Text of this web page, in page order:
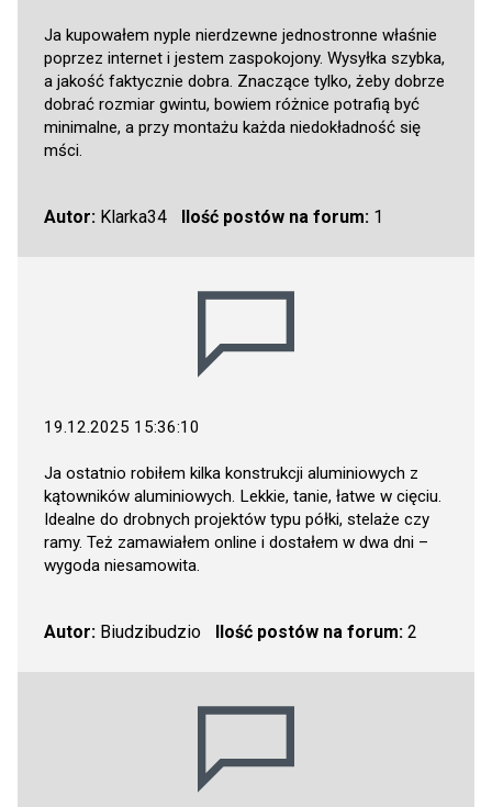
Ja kupowałem nyple nierdzewne jednostronne właśnie
poprzez internet i jestem zaspokojony. Wysyłka szybka,
a jakość faktycznie dobra. Znaczące tylko, żeby dobrze
dobrać rozmiar gwintu, bowiem różnice potrafią być
minimalne, a przy montażu każda niedokładność się
mści.
Autor: Klarka34 Ilość postów na forum:1
19.12.2025 15:36:10
Ja ostatnio robiłem kilka konstrukcji aluminiowych z
kątowników aluminiowych. Lekkie, tanie, łatwe w cięciu.
Idealne do drobnych projektów typu półki, stelaże czy
ramy. Też zamawiałem online i dostałem w dwa dni –
wygoda niesamowita.
Autor: Biudzibudzio Ilość postów na forum:2